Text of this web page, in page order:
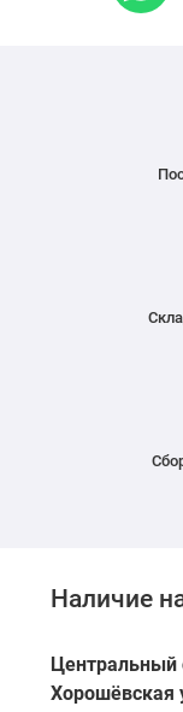
Наличие
Центральный
Хорошёвская